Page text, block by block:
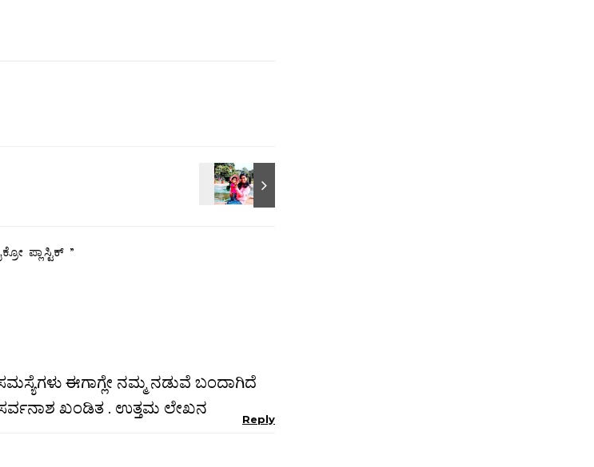
ಪ್ಲಾಸ್ಟಿಕ್ ”
ಈಗಾಗ್ಲೇ ನಮ್ಮ ನಡುವೆ ಬಂದಾಗಿದೆ
ಸರ್ವನಾಶ ಖಂಡಿತ . ಉತ್ತಮ ಲೇಖನ
Reply